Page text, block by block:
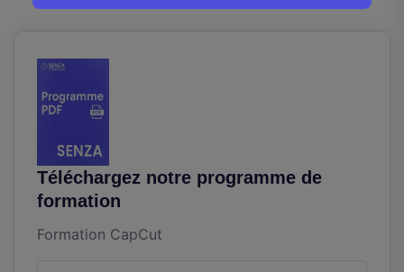
Téléchargez notre programme de
formation
Formation CapCut